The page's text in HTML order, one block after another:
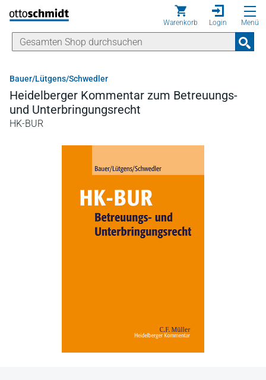
Direkt zum Inhalt
Warenkorb Login Menü
Bauer/Lütgens/Schwedler
Heidelberger Kommentar zum Betreuungs-
und Unterbringungsrecht
HK-BUR